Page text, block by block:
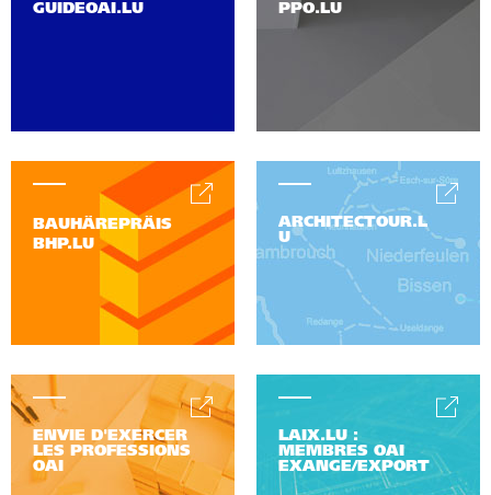
PPO.LU
GUIDEOAI.LU
BAUHÄREPRÄIS
BHP.LU
ARCHITECTOUR.L
U
ENVIE D'EXERCER
LES PROFESSIONS
OAI
LAIX.LU :
MEMBRES OAI
EXANGE/EXPORT